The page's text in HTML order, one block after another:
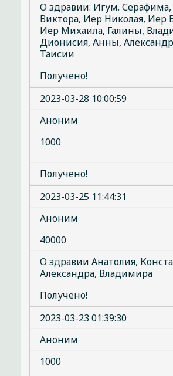
О здравии: Игум.
Виктора, Иер Николая, Иер
Иер Михаила, Галины,
Дионисия, Анны,
Таисии
Получено!
2023-03-28 10:00:59
Аноним
1000
Получено!
2023-03-25 11:44:31
Аноним
40000
О здравии Анатолия,
Александра, Владимира
Получено!
2023-03-23 01:39:30
Аноним
1000